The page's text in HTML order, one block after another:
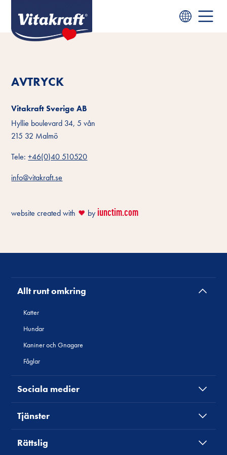
AVTRYCK
Vitakraft Sverige AB
Hyllie boulevard 34, 5 vån
215 32 Malmö
Tele:+46(0)40 510520
info@vitakraft.se
website created with ❤️ by iunctim.com
Allt runt omkring
Katter
Hundar
Kaniner och Gnagare
Fåglar
Sociala medier
Tjänster
Rättslig